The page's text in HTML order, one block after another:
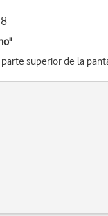
"
superior de la